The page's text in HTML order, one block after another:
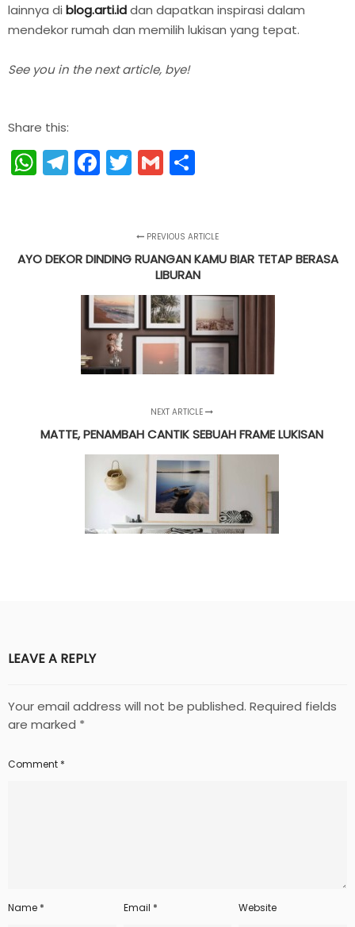
lainnya di blog.arti.iddan dapatkan inspirasi dalam
mendekor rumah dan memilih lukisan yang tepat.
See you in the next article, bye!
Share this:
WhatsApp
Telegram
Facebook
Twitter
Gmail
PREVIOUS ARTICLE
AYO DEKOR DINDING RUANGAN KAMU BIAR TETAP BERASA
LIBURAN
NEXT ARTICLE
MATTE, PENAMBAH CANTIK SEBUAH FRAME LUKISAN
LEAVE A REPLY
Your email address will not be published. Required fields
are marked *
Comment *
Name * Email * Website